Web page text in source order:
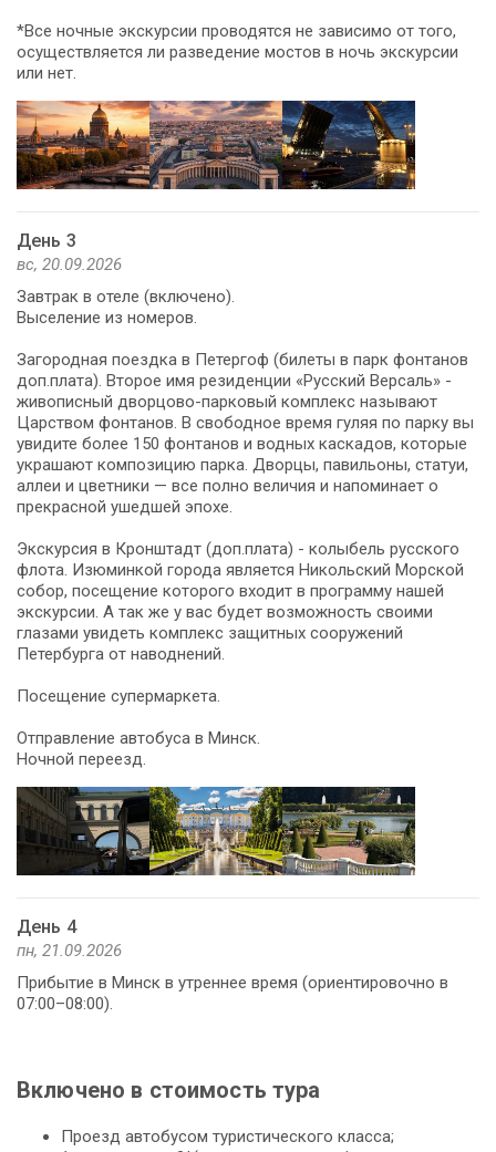
*Все ночные экскурсии проводятся не зависимо от того,
осуществляется ли разведение мостов в ночь экскурсии
или нет.
День 3
вс, 20.09.2026
Завтрак в отеле (включено).
Выселение из номеров.
Загородная поездка в Петергоф (билеты в парк фонтанов
доп.плата). Второе имя резиденции «Русский Версаль» -
живописный дворцово-парковый комплекс называют
Царством фонтанов. В свободное время гуляя по парку вы
увидите более 150 фонтанов и водных каскадов, которые
украшают композицию парка. Дворцы, павильоны, статуи,
аллеи и цветники — все полно величия и напоминает о
прекрасной ушедшей эпохе.
Экскурсия в Кронштадт (доп.плата) - колыбель русского
флота. Изюминкой города является Никольский Морской
собор, посещение которого входит в программу нашей
экскурсии. А так же у вас будет возможность своими
глазами увидеть комплекс защитных сооружений
Петербурга от наводнений.
Посещение супермаркета.
Отправление автобуса в Минск.
Ночной переезд.
День 4
пн, 21.09.2026
Прибытие в Минск в утреннее время (ориентировочно в
07:00–08:00).
Включено в стоимость тура
Проезд автобусом туристического класса;